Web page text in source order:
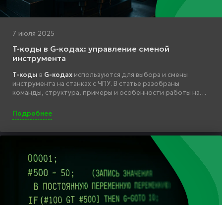
7 июля 2025
T-коды в G-кодах: управление сменой
инструмента
T-коды в G-кодах используются для выбора и смены
инструмента на станках с ЧПУ. В статье разобраны
команды, структура, примеры и особенности работы на
Подробнее